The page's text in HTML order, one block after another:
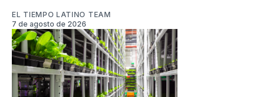
EL TIEMPO LATINO TEAM
7 de agosto de 2026